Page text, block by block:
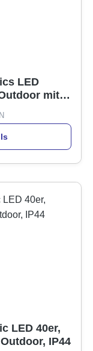
LED
mit
LED 40er,
IP44